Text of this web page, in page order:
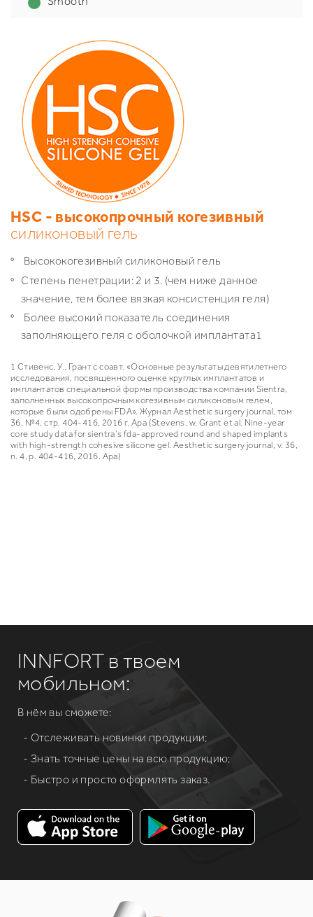
HSC - высокопрочный когезивный
силиконовый гель
Высококогезивный силиконовый гель
Степень пенетрации: 2 и 3. (чем ниже данное
значение, тем более вязкая консистенция геля)
Более высокий показатель соединения
заполняющего геля с оболочкой имплантата1
1 Стивенс, У., Грант с соавт. «Основные результаты девятилетнего
исследования, посвященного оценке круглых имплантатов и
имплантатов специальной формы производства компании Sientra,
заполненных высокопрочным когезивным силиконовым гелем,
которые были одобрены FDA». Журнал Aesthetic surgery journal, том
36, №4, стр. 404-416, 2016 г. Apa (Stevens, w. Grant et al. Nine-year
core study data for sientra’s fda-approved round and shaped implants
with high-strength cohesive silicone gel. Aesthetic surgery journal, v. 36,
n. 4, p. 404-416, 2016. Apa)
INNFORT в твоем
мобильном:
В нём вы сможете:
- Отслеживать новинки продукции;
- Знать точные цены на всю продукцию;
- Быстро и просто оформлять заказ.